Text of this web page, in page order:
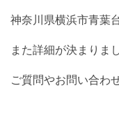
神奈川県横浜市青葉
また詳細が決まりま
ご質問やお問い合わ